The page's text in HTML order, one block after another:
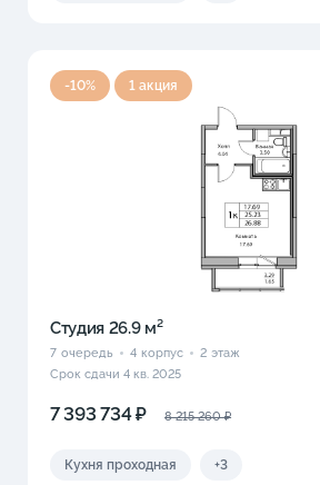
-10% 1 акция
Студия 26.9 м²
7 очередь 4 корпус 2 этаж
Срок сдачи 4 кв. 2025
7 393 734 ₽ 8 215 260 ₽
Кухня проходная +3